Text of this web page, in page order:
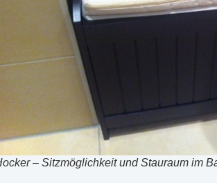
– Sitzmöglichkeit und Stauraum im